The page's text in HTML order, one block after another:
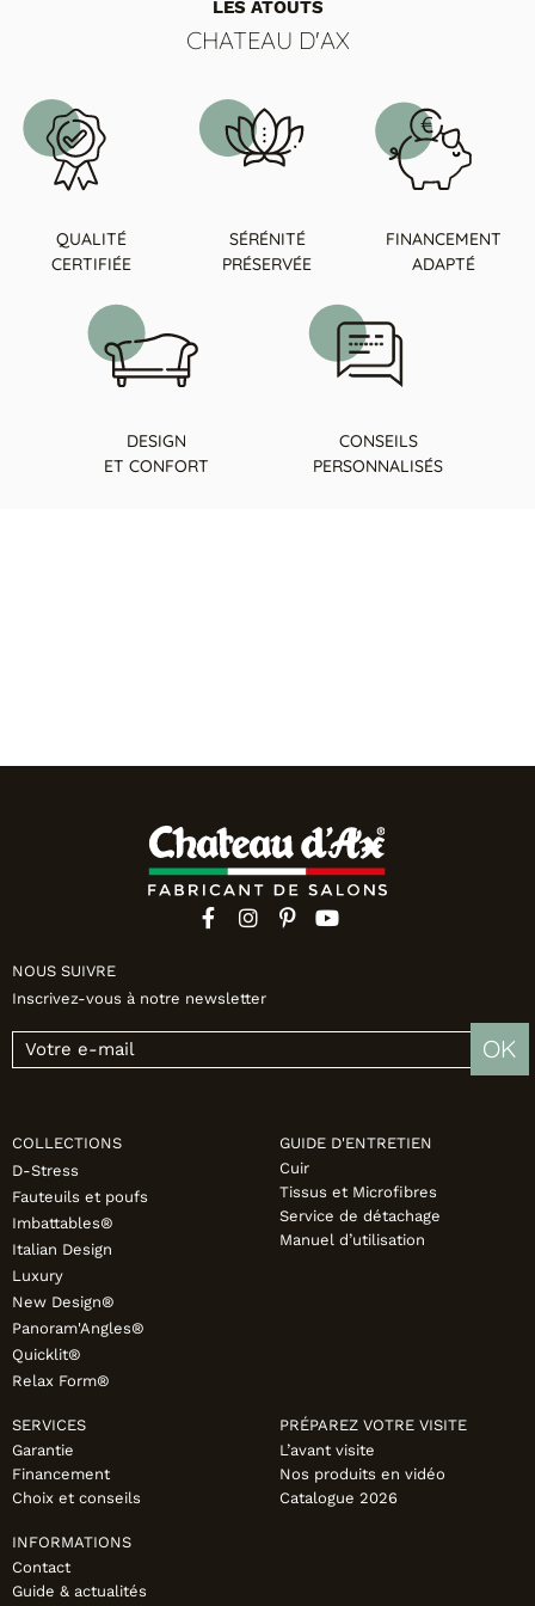
LES ATOUTS
CHATEAU D'AX
QUALITÉ
CERTIFIÉE
SÉRÉNITÉ
PRÉSERVÉE
FINANCEMENT
ADAPTÉ
DESIGN
ET CONFORT
CONSEILS
PERSONNALISÉS
NOUS SUIVRE
Inscrivez-vous à notre newsletter
OK
COLLECTIONS
D-Stress
Fauteuils et poufs
Imbattables®
Italian Design
Luxury
New Design®
Panoram'Angles®
Quicklit®
Relax Form®
GUIDE D'ENTRETIEN
Cuir
Tissus et Microfibres
Service de détachage
Manuel d’utilisation
SERVICES
Garantie
Financement
Choix et conseils
PRÉPAREZ VOTRE VISITE
L’avant visite
Nos produits en vidéo
Catalogue 2026
INFORMATIONS
Contact
Guide & actualités